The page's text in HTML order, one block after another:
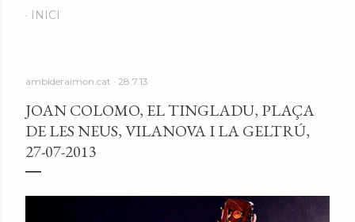
INICI
ambideraimon.cat 28.7.13
JOAN COLOMO, EL TINGLADU, PLAÇA
DE LES NEUS, VILANOVA I LA GELTRÚ,
27-07-2013